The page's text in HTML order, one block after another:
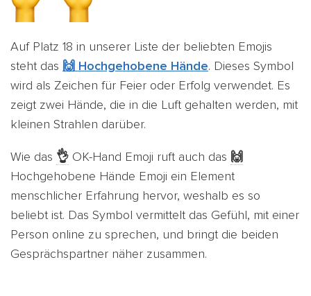
Auf Platz 18 in unserer Liste der beliebten Emojis
steht das 🙌 Hochgehobene Hände. Dieses Symbol
wird als Zeichen für Feier oder Erfolg verwendet. Es
zeigt zwei Hände, die in die Luft gehalten werden, mit
kleinen Strahlen darüber.
Wie das 👌 OK-Hand Emoji ruft auch das 🙌
Hochgehobene Hände Emoji ein Element
menschlicher Erfahrung hervor, weshalb es so
beliebt ist. Das Symbol vermittelt das Gefühl, mit einer
Person online zu sprechen, und bringt die beiden
Gesprächspartner näher zusammen.